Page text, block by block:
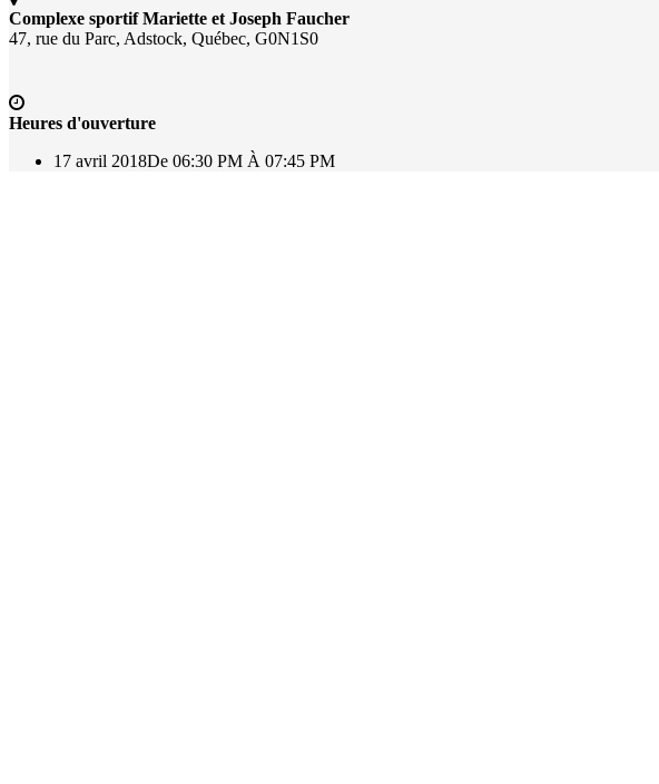
Complexe sportif Mariette et Joseph Faucher
47, rue du Parc, Adstock, Québec, G0N1S0
Heures d'ouverture
17 avril 2018De 06:30 PM À 07:45 PM